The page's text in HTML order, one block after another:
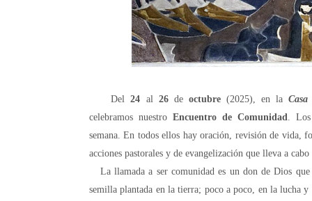
Del24 al26 de octubre (2025),en la
celebramos nuestro Encuentro de Comunidad. Lo
semana.En todos ellos hay oración, revisión de vida,
acciones pastorales y de evangelización que lleva a
La llamada a ser comunidad es un don de Dios
semilla plantada en la tierra; poco a poco, en la lucha